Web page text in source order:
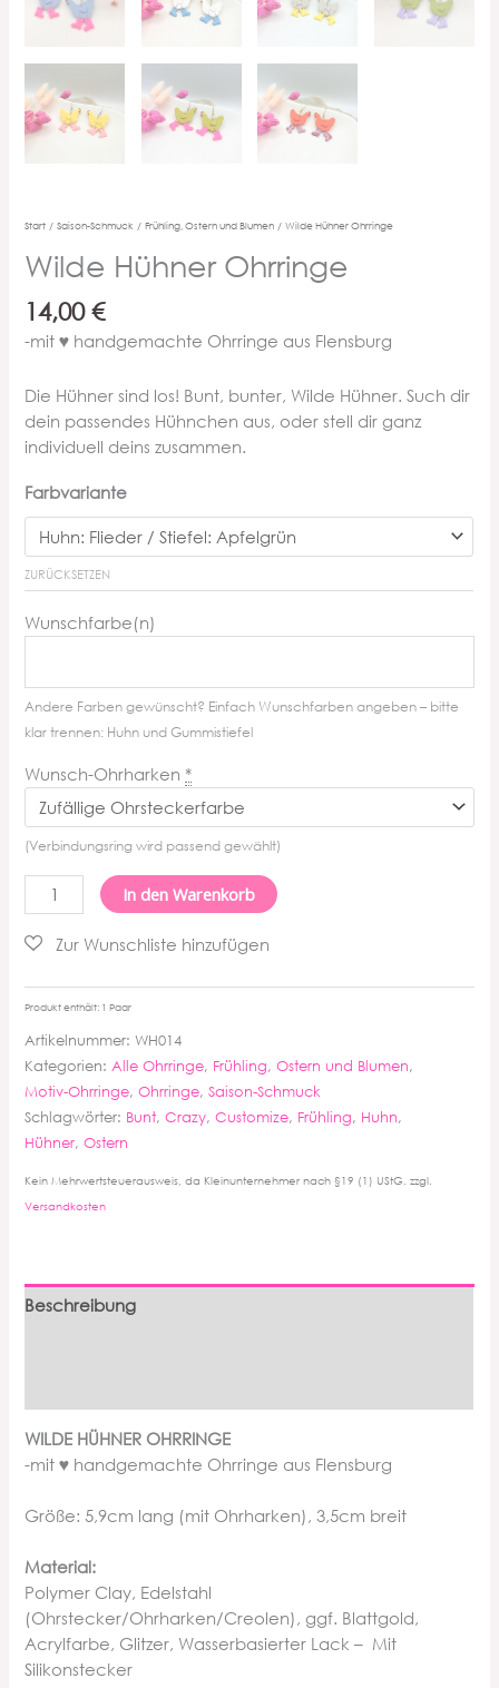
Start /Saison-Schmuck /Frühling, Ostern und Blumen / Wilde Hühner Ohrringe
Wilde Hühner Ohrringe
14,00€
-mit ♥ handgemachte Ohrringe aus Flensburg
Die Hühner sind los! Bunt, bunter, Wilde Hühner. Such dir
dein passendes Hühnchen aus, oder stell dir ganz
individuell deins zusammen.
Farbvariante
ZURÜCKSETZEN
Wunschfarbe(n)
Andere Farben gewünscht? Einfach Wunschfarben angeben – bitte
klar trennen: Huhn und Gummistiefel
Wunsch-Ohrharken *
(Verbindungsring wird passend gewählt)
Wilde
Hühner
Ohrringe
In den Warenkorb
Produkt enthält: 1Paar
Artikelnummer:WH014
Kategorien:Alle Ohrringe, Frühling, Ostern und Blumen,
Motiv-Ohrringe,Ohrringe,Saison-Schmuck
Schlagwörter: Bunt,Crazy,Customize, Frühling, Huhn,
Hühner,Ostern
Kein Mehrwertsteuerausweis, da Kleinunternehmer nach §19 (1) UStG. zzgl.
Versandkosten
Beschreibung
WILDE HÜHNER OHRRINGE
-mit ♥ handgemachte Ohrringe aus Flensburg
Größe: 5,9cm lang (mit Ohrharken), 3,5cm breit
Material:
Polymer Clay, Edelstahl
(Ohrstecker/Ohrharken/Creolen), ggf. Blattgold,
Acrylfarbe, Glitzer, Wasserbasierter Lack – Mit
Silikonstecker